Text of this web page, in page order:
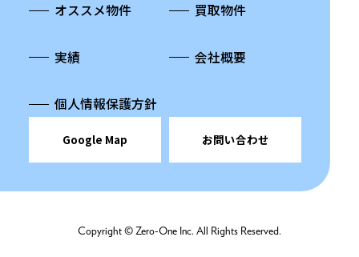
オススメ物件 買取物件
実績 会社概要
個人情報保護方針
お問い合わせ
Google Map
Copyright © Zero-One Inc. All Rights Reserved.